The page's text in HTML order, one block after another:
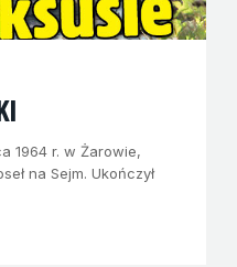
1964 r. w Żarowie,
na Sejm. Ukończył